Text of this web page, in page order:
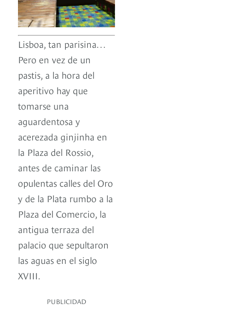
Lisboa, tan parisina…
Pero en vez de un
pastis, a la hora del
aperitivo hay que
tomarse una
aguardentosa y
acerezada ginjinha en
la Plaza del Rossio,
antes de caminar las
opulentas calles del Oro
y de la Plata rumbo a la
Plaza del Comercio, la
antigua terraza del
palacio que sepultaron
las aguas en el siglo
XVIII.
PUBLICIDAD